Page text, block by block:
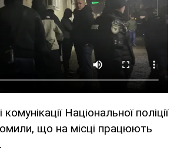
Національної поліції
що на місці працюють